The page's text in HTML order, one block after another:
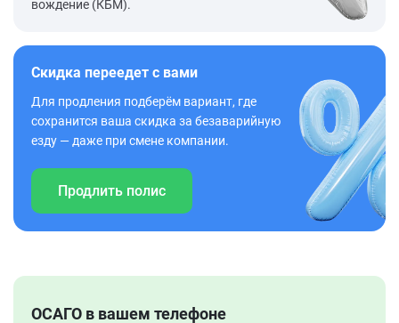
вождение (КБМ).
Скидка переедет с вами
Для продления подберём вариант, где
сохранится ваша скидка за безаварийную
езду — даже при смене компании.
Продлить полис
ОСАГО в вашем телефоне